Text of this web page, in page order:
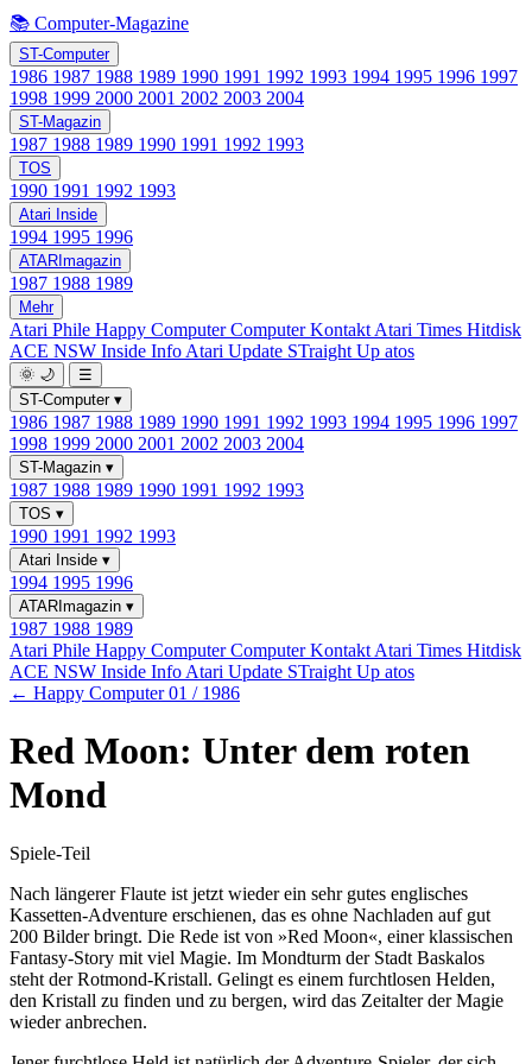
📚 Computer-Magazine
ST-Computer
1986 1987 1988 1989 1990 1991 1992 1993 1994 1995 1996 1997
1998 1999 2000 2001 2002 2003 2004
ST-Magazin
1987 1988 1989 1990 1991 1992 1993
TOS
1990 1991 1992 1993
Atari Inside
1994 1995 1996
ATARImagazin
1987 1988 1989
Mehr
Atari Phile Happy ComputerComputer Kontakt Atari Times Hitdisk
ACE NSW Inside Info Atari Update STraight Up atos
🌞 🌙
☰
ST-Computer ▾
1986 1987 1988 1989 1990 1991 1992 1993 1994 1995 1996 1997
1998 1999 2000 2001 2002 2003 2004
ST-Magazin ▾
1987 1988 1989 1990 1991 1992 1993
TOS ▾
1990 1991 1992 1993
Atari Inside ▾
1994 1995 1996
ATARImagazin ▾
1987 1988 1989
Atari Phile Happy ComputerComputer Kontakt Atari Times Hitdisk
ACE NSW Inside Info Atari Update STraight Up atos
← Happy Computer 01 / 1986
Red Moon: Unter dem roten
Mond
Spiele-Teil
Nach längerer Flaute ist jetzt wieder ein sehr gutes englisches
Kassetten-Adventure erschienen, das es ohne Nachladen auf gut
200 Bilder bringt. Die Rede ist von »Red Moon«, einer klassischen
Fantasy-Story mit viel Magie. Im Mondturm der Stadt Baskalos
steht der Rotmond-Kristall. Gelingt es einem furchtlosen Helden,
den Kristall zu finden und zu bergen, wird das Zeitalter der Magie
wieder anbrechen.